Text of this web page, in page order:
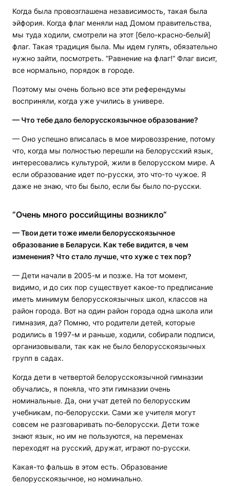
Когда была провозглашена независимость, такая была
эйфория. Когда флаг меняли над Домом правительства,
мы туда ходили, смотрели на этот [бело-красно-белый]
флаг. Такая традиция была. Мы идем гулять, обязательно
нужно зайти, посмотреть. “Равнение на флаг!“ Флаг висит,
все нормально, порядок в городе.
Поэтому мы очень больно все эти референдумы
восприняли, когда уже учились в универе.
— Что тебе дало белорусскоязычное образование?
— Оно успешно вписалась в мое мировоззрение, потому
что, когда мы полностью перешли на белорусский язык,
интересовались культурой, жили в белорусском мире. А
если образование идет по-русски, это что-то чужое. Я
даже не знаю, что бы было, если бы было по-русски.
”Очень много российщины возникло“
— Твои дети тоже имели белорусскоязычное
образование в Беларуси. Как тебе видится, в чем
изменения? Что стало лучше, что хуже с тех пор?
— Дети начали в 2005-м и позже. На тот момент,
видимо, и до сих пор существует какое-то предписание
иметь минимум белорусскоязычных школ, классов на
район города. Вот на один район города одна школа или
гимназия, да? Помню, что родители детей, которые
родились в 1997-м и раньше, ходили, собирали подписи,
организовывали, так как не было белорусскоязычных
групп в садах.
Когда дети в четвертой белорусскоязычной гимназии
обучались, я поняла, что эти гимназии очень
номинальные. Да, они учат детей по белорусским
учебникам, по-белорусски. Сами же учителя могут
совсем не разговаривать по-белорусски. Дети тоже
знают язык, но им не пользуются, на переменах
переходят на русский, дружат, играют по-русски.
Какая-то фальшь в этом есть. Образование
белорусскоязычное, но номинально.